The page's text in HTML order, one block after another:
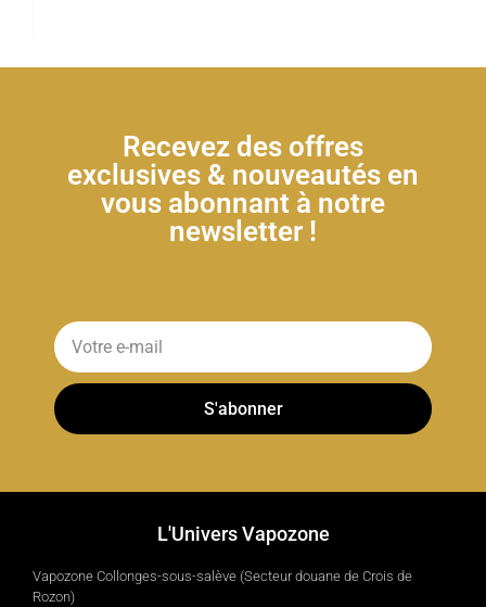
Recevez des offres
exclusives & nouveautés en
vous abonnant à notre
newsletter !
S'abonner
L'Univers Vapozone
Vapozone Collonges-sous-salève (Secteur douane de Crois de
Rozon)